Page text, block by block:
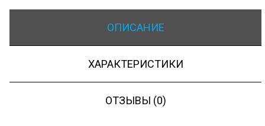
ОПИСАНИЕ
ХАРАКТЕРИСТИКИ
ОТЗЫВЫ (0)